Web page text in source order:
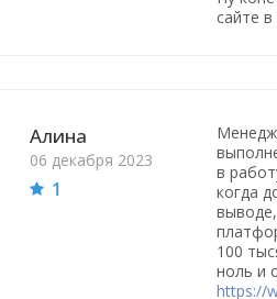
сайте
Алина
06 декабря 2023
1
в
когда
100
ноль и
https://